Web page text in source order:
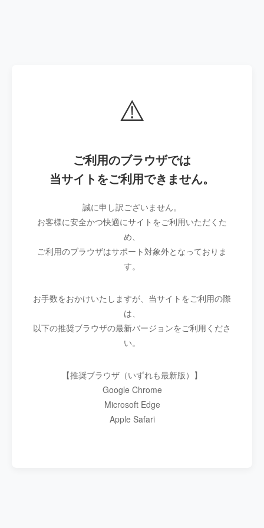
⚠️
ご利用のブラウザでは
当サイトをご利用できません。
誠に申し訳ございません。
お客様に安全かつ快適にサイトをご利用いただくた
め、
ご利用のブラウザはサポート対象外となっておりま
す。
お手数をおかけいたしますが、当サイトをご利用の際
は、
以下の推奨ブラウザの最新バージョンをご利用くださ
い。
【推奨ブラウザ（いずれも最新版）】
Google Chrome
Microsoft Edge
Apple Safari